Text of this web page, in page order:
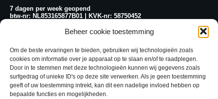
Beheer cookie toestemming
Om de beste ervaringen te bieden, gebruiken wij technologieën zoals
cookies om informatie over je apparaat op te slaan en/of te raadplegen.
Door in te stemmen met deze technologieën kunnen wij gegevens zoals
surfgedrag of unieke ID's op deze site verwerken. Als je geen toestemming
geeft of uw toestemming intrekt, kan dit een nadelige invloed hebben op
bepaalde functies en mogelijkheden.
7 dagen per week geopend
btw-nr: NL853165877B01 | KVK-nr: 58750452
Bereikbaar tijdens onze openingstijden
+31 6 39867015
EMAIL ONS